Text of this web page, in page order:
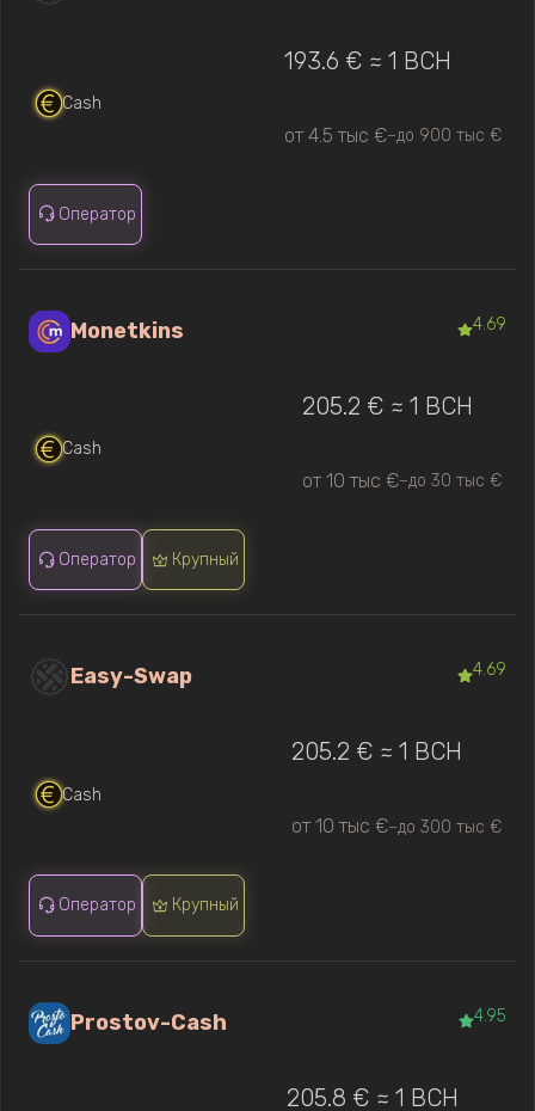
Cash
193.6 € ≈ 1 BCH
от 4.5 тыс €—до 900 тыс €
Оператор
Monetkins 4.69
Cash
205.2 € ≈ 1 BCH
от 10 тыс €—до 30 тыс €
Оператор Крупный
Easy-Swap 4.69
Cash
205.2 € ≈ 1 BCH
от 10 тыс €—до 300 тыс €
Оператор Крупный
Prostov-Cash 4.95
205.8 € ≈ 1 BCH